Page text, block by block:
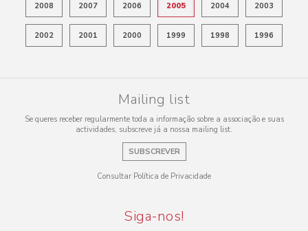
2008 2007 2006 2005 2004 2003
2002 2001 2000 1999 1998 1996
Mailing list
Se queres receber regularmente toda a informação sobre a associação e suas
actividades, subscreve já a nossa mailing list.
SUBSCREVER
Consultar Política de Privacidade
Siga-nos!